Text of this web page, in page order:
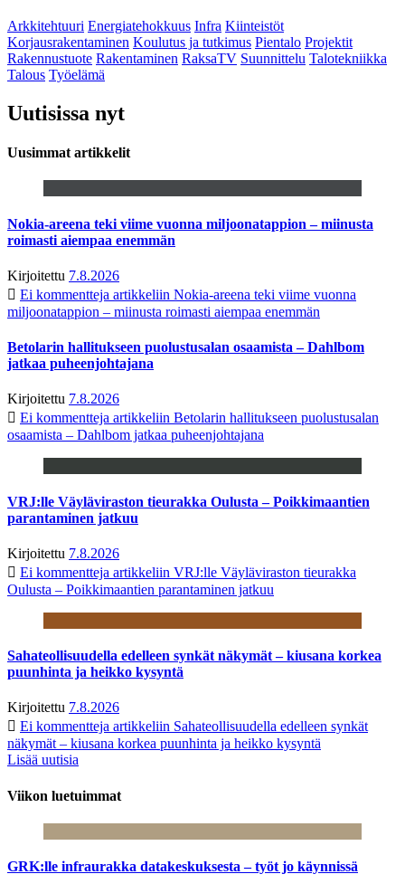
Arkkitehtuuri Energiatehokkuus Infra Kiinteistöt
Korjausrakentaminen Koulutus ja tutkimus Pientalo Projektit
Rakennustuote Rakentaminen RaksaTV Suunnittelu Talotekniikka
Talous Työelämä
Uutisissa nyt
Uusimmat artikkelit
Nokia-areena teki viime vuonna miljoonatappion – miinusta
roimasti aiempaa enemmän
Kirjoitettu 7.8.2026
Ei kommentteja artikkeliin Nokia-areena teki viime vuonna
miljoonatappion – miinusta roimasti aiempaa enemmän
Betolarin hallitukseen puolustusalan osaamista – Dahlbom
jatkaa puheenjohtajana
Kirjoitettu 7.8.2026
Ei kommentteja artikkeliin Betolarin hallitukseen puolustusalan
osaamista – Dahlbom jatkaa puheenjohtajana
VRJ:lle Väyläviraston tieurakka Oulusta – Poikkimaantien
parantaminen jatkuu
Kirjoitettu 7.8.2026
Ei kommentteja artikkeliin VRJ:lle Väyläviraston tieurakka
Oulusta – Poikkimaantien parantaminen jatkuu
Sahateollisuudella edelleen synkät näkymät – kiusana korkea
puunhinta ja heikko kysyntä
Kirjoitettu 7.8.2026
Ei kommentteja artikkeliin Sahateollisuudella edelleen synkät
näkymät – kiusana korkea puunhinta ja heikko kysyntä
Lisää uutisia
Viikon luetuimmat
GRK:lle infraurakka datakeskuksesta – työt jo käynnissä